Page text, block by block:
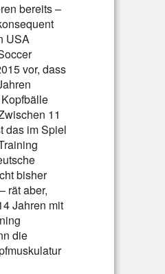
bereits –
USA
vor, dass
11
das im Spiel
bisher
rät aber,
Jahren mit
die